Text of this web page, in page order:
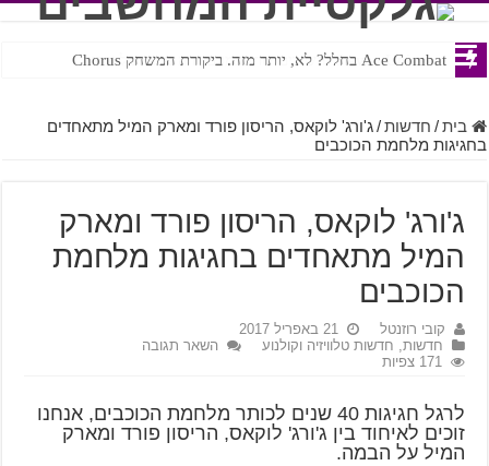
Ace Combat בחלל? לא, יותר מזה. ביקורת המשחק Chorus
Steven Universe והשירים שתורגמו בצורה נוראית לעברית
בית / חדשות / ג'ורג' לוקאס, הריסון פורד ומארק המיל מתאחדים
בחגיגות מלחמת הכוכבים
ג'ורג' לוקאס, הריסון פורד ומארק
המיל מתאחדים בחגיגות מלחמת
הכוכבים
קובי רוזנטל
21 באפריל 2017
חדשות, חדשות טלוויזיה וקולנוע
השאר תגובה
171 צפיות
לרגל חגיגות 40 שנים לכותר מלחמת הכוכבים, אנחנו
זוכים לאיחוד בין ג'ורג' לוקאס, הריסון פורד ומארק
המיל על הבמה.